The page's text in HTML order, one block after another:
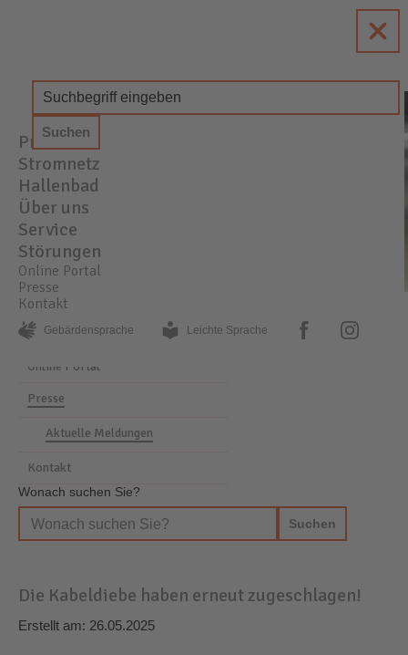
enewa
Online Portal
Presse
Kontakt
Gebärden­sprache Leichte Sprache facebook instagram
Produkte
Stromnetz
Hallenbad
Über uns
Service
Störungen
Online Portal
Presse
Aktuelle Meldungen
Kontakt
Wonach suchen Sie?
Die Kabeldiebe haben erneut zugeschlagen!
Erstellt am: 26.05.2025